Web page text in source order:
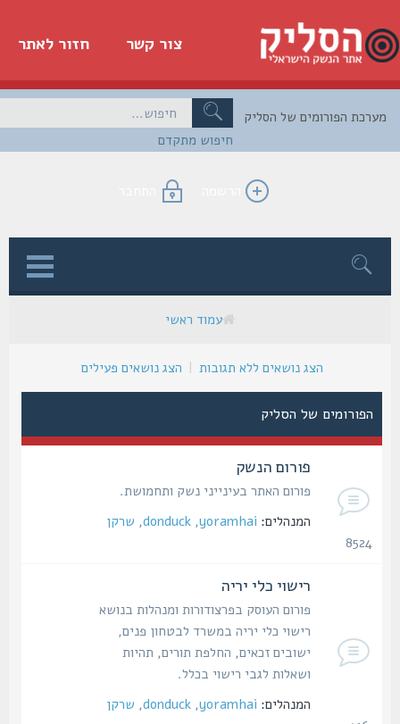
חזור לאתר צור קשר
חיפוש מתקדם
הפורומים של הסליק
הרשמה התחבר
עמוד ראשי
הצג נושאים ללא תגובות | הצג נושאים פעילים
הפורומים של הסליק
פורום הנשק
פורום האתר בעינייני נשק ותחמושת.
המנהלים: yoramhai
,
donduck
,שרקן
8524
רישוי כלי יריה
פורום העוסק בפרצודורות ומנהלות בנושא
רישוי כלי יריה במשרד לבטחון פנים,
ישובים זכאים, החלפת תורים, תהיות
ושאלות לגבי רישוי בכלל.
המנהלים: yoramhai
,
donduck
,שרקן